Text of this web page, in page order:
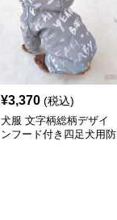
¥3,370 (税込)
犬服 文字柄総柄デザイ
ンフード付き四足犬用防